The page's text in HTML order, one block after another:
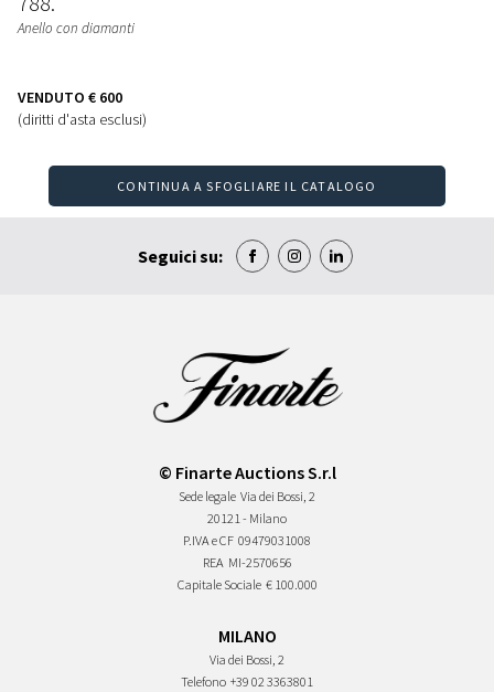
Anello con diamanti
VENDUTO € 600
(diritti d'asta esclusi)
CONTINUA A SFOGLIARE IL CATALOGO
Seguici su:
© Finarte Auctions S.r.l
Sede legale Via dei Bossi, 2
20121 - Milano
P.IVA e CF 09479031008
REA MI-2570656
Capitale Sociale € 100.000
MILANO
Via dei Bossi, 2
Telefono +39 02 3363801